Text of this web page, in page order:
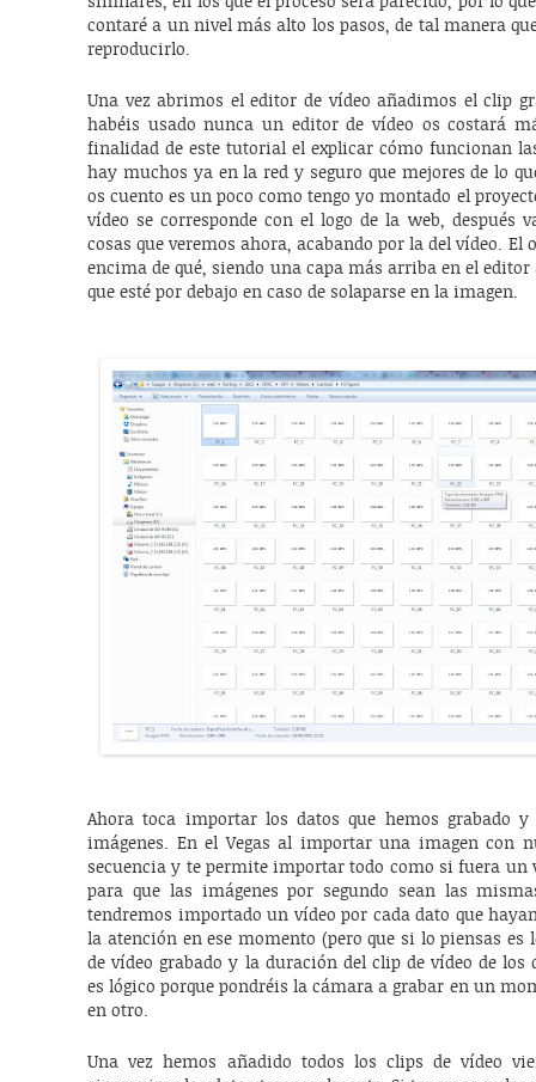
contaré a un nivel más alto los pasos, de tal manera
reproducirlo.
Una vez abrimos el editor de vídeo añadimos el clip
habéis usado nunca un editor de vídeo os costará
finalidad de este tutorial el explicar cómo funcionan
hay muchos ya en la red y seguro que mejores de lo
os cuento es un poco como tengo yo montado el
vídeo se corresponde con el logo de la web, después
cosas que veremos ahora, acabando por la del vídeo. El
encima de qué, siendo una capa más arriba en el editor
que esté por debajo en caso de solaparse en la imagen.
Ahora toca importar los datos que hemos grabado y
imágenes. En el Vegas al importar una imagen con
secuencia y te permite importar todo como si fuera un
para que las imágenes por segundo sean las
tendremos importado un vídeo por cada dato que
la atención en ese momento (pero que si lo piensas es
de vídeo grabado y la duración del clip de vídeo de los
es lógico porque pondréis la cámara a grabar en un
en otro.
Una vez hemos añadido todos los clips de vídeo